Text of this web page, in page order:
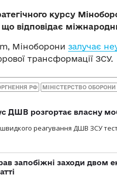
курсу
що відповідає
Міноборони залучає
трансформації ЗСУ.
РФ МІНІСТЕРСТВО ОБОРОНИ
ДШВ розгортає власну
реагування ДШВ ЗСУ
запобіжні заходи двом